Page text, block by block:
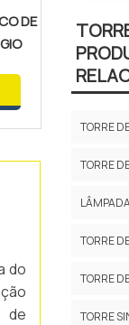
DE
do
de
TORRE
TORRE
TORRE
TORRE
TORRE